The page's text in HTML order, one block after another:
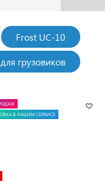
Frost UC-10
грузовиков
В НАШЕМ СЕРВИСЕ